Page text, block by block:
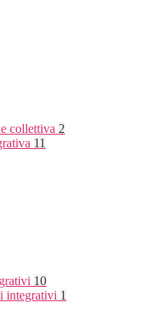
collettiva 2
11
10
integrativi 1